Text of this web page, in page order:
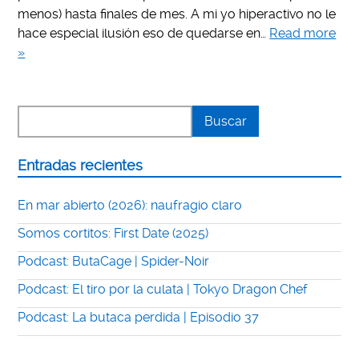
menos) hasta finales de mes. A mi yo hiperactivo no le
hace especial ilusión eso de quedarse en… Read more
»
Entradas recientes
En mar abierto (2026): naufragio claro
Somos cortitos: First Date (2025)
Podcast: ButaCage | Spider-Noir
Podcast: El tiro por la culata | Tokyo Dragon Chef
Podcast: La butaca perdida | Episodio 37